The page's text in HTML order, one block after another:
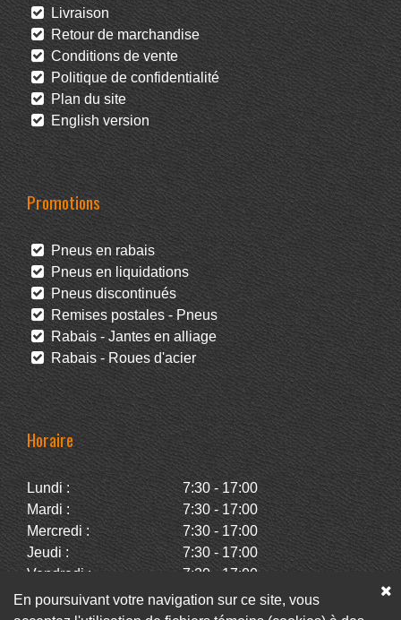
Livraison
Retour de marchandise
Conditions de vente
Politique de confidentialité
Plan du site
English version
Promotions
Pneus en rabais
Pneus en liquidations
Pneus discontinués
Remises postales - Pneus
Rabais - Jantes en alliage
Rabais - Roues d'acier
Horaire
Lundi :
7:30 - 17:00
Mardi :
7:30 - 17:00
Mercredi :
7:30 - 17:00
Jeudi :
7:30 - 17:00
Vendredi :
7:30 - 17:00
Samedi :
Fermé
Dimanche :
Fermé
En poursuivant votre navigation sur ce site, vous